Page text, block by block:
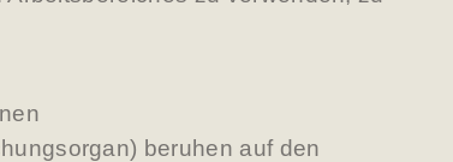
beruhen auf den